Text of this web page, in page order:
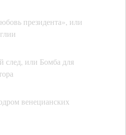
президента», или
след, или Бомба для
венецианских